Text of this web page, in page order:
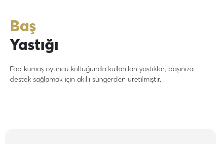
Baş
Yastığı
Fab kumaş oyuncu koltuğunda kullanılan yastıklar, başınıza
destek sağlamak için akıllı süngerden üretilmiştir.